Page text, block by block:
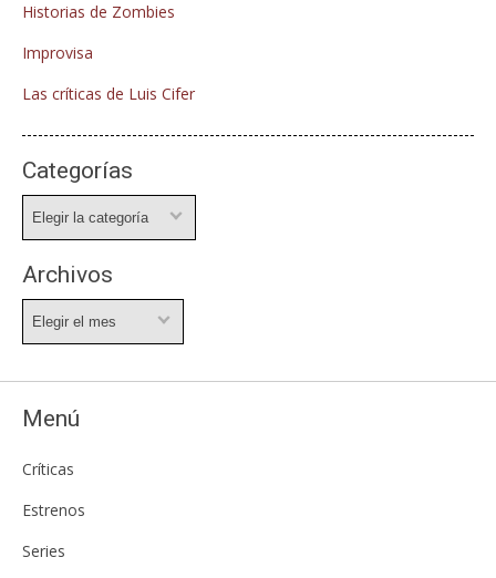
Historias de Zombies
Improvisa
Las críticas de Luis Cifer
Categorías
Archivos
Menú
Críticas
Estrenos
Series